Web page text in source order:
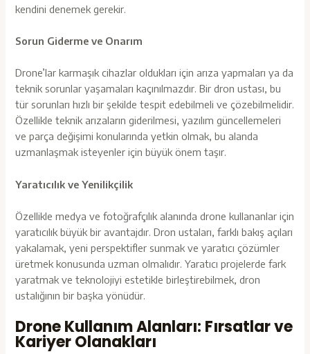
kendini denemek gerekir.
Sorun Giderme ve Onarım
Drone’lar karmaşık cihazlar oldukları için arıza yapmaları ya da
teknik sorunlar yaşamaları kaçınılmazdır. Bir dron ustası, bu
tür sorunları hızlı bir şekilde tespit edebilmeli ve çözebilmelidir.
Özellikle teknik arızaların giderilmesi, yazılım güncellemeleri
ve parça değişimi konularında yetkin olmak, bu alanda
uzmanlaşmak isteyenler için büyük önem taşır.
Yaratıcılık ve Yenilikçilik
Özellikle medya ve fotoğrafçılık alanında drone kullananlar için
yaratıcılık büyük bir avantajdır. Dron ustaları, farklı bakış açıları
yakalamak, yeni perspektifler sunmak ve yaratıcı çözümler
üretmek konusunda uzman olmalıdır. Yaratıcı projelerde fark
yaratmak ve teknolojiyi estetikle birleştirebilmek, dron
ustalığının bir başka yönüdür.
Drone Kullanım Alanları: Fırsatlar ve
Kariyer Olanakları